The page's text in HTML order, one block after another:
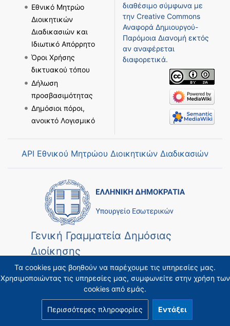
Τα cookies μας βοηθούν να παρέχουμε τις υπηρεσίες μας.
Χρησιμοποιώντας τις υπηρεσίες μας, συμφωνείτε στην χρήση των
cookies από εμάς.
Περισσότερες πληροφορίες Εντάξει
Εθνικό Μητρώο
Διοικητικών
Διαδικασιών και
Ιδιωτικό Απόρρητο
Όροι Χρήσης
δικτυακού τόπου
Δήλωση
προσβασιμότητας
Δημόσιοι πόροι,
ανοικτό Λογισμικό
διαθέσιμο σύμφωνα με
την Creative Commons
Αναφορά Δημιουργού-
Παρόμοια Διανομή εκτός
αν αναφέρεται
διαφορετικά.
API Εθνικού Μητρώου Διοικητικών Διαδικασιών
Γενική Γραμματεία Δημόσιας
Διοίκησης